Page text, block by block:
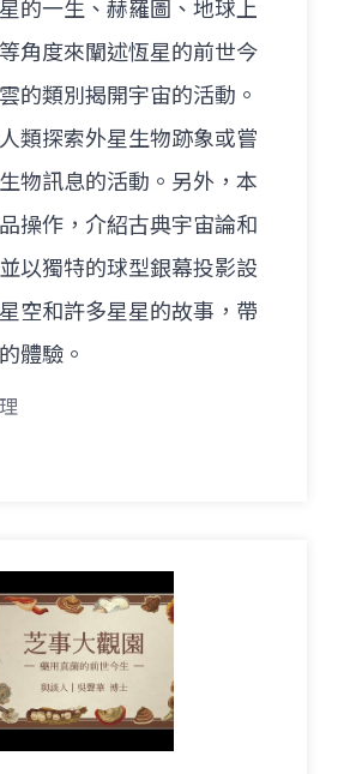
的一生、赫羅圖、地球上
角度來闡述恆星的前世今
的類別揭開宇宙的活動。
類探索外星生物跡象或嘗
物訊息的活動。另外，本
操作，介紹古典宇宙論和
以獨特的球型銀幕投影設
空和許多星星的故事，帶
體驗。